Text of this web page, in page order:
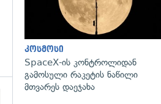
კოსმოსი
SpaceX-ის კონტროლიდან
გამოსული რაკეტის ნაწილი
მთვარეს დაეჯახა